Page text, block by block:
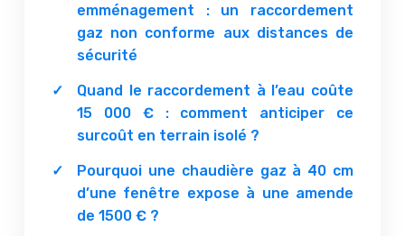
emménagement : un raccordement
gaz non conforme aux distances de
sécurité
Quand le raccordement à l’eau coûte
15 000 € : comment anticiper ce
surcoût en terrain isolé ?
Pourquoi une chaudière gaz à 40 cm
d’une fenêtre expose à une amende
de 1500 € ?